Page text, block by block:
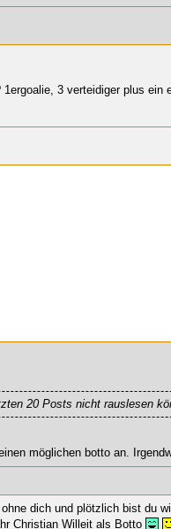
3 verteidiger plus ein
20 Posts nicht rauslesen
möglichen botto an.
dich und plötzlich bist du
Christian Willeit als Botto